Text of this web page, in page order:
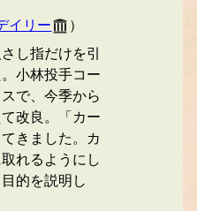
イリー
）
し指だけを引
小林投手コー
で、今季から
改良。「カー
きました。カ
れるようにし
的を説明し